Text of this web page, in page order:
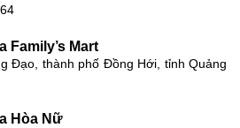
Family’s Mart
Đạo, thành phố Đồng Hới, tỉnh Quảng
Hòa Nữ